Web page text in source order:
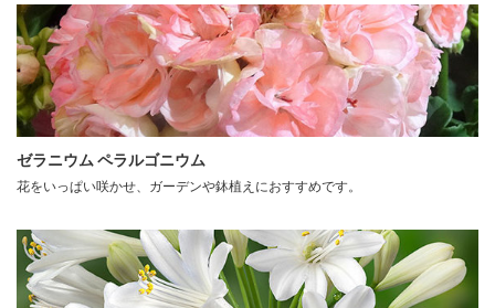
ゼラニウム ペラルゴニウム
花をいっぱい咲かせ、ガーデンや鉢植えにおすすめです。